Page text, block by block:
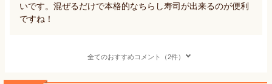
いです。混ぜるだけで本格的なちらし寿司が出来るのが便利
ですね！
全てのおすすめコメント（2件）